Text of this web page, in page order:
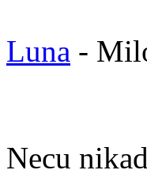
Luna -
Necu